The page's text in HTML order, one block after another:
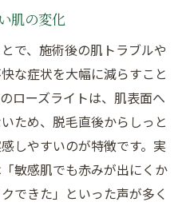
肌の変化
で、施術後の肌トラブルや
な症状を大幅に減らすこと
ローズライトは、肌表面へ
ため、脱毛直後からしっと
しやすいのが特徴です。実
敏感肌でも赤みが出にくか
できた」といった声が多く